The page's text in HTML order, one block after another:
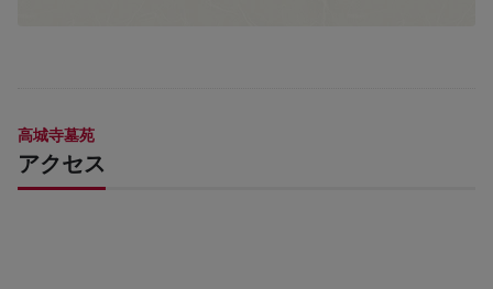
高城寺墓苑
アクセス